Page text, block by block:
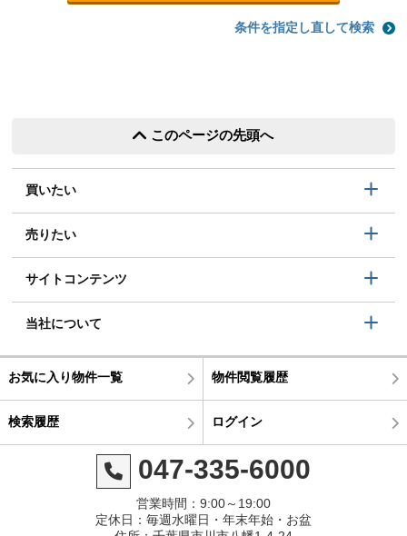
条件を指定し直して検索
このページの先頭へ
買いたい
売りたい
サイトコンテンツ
当社について
お気に入り物件一覧 物件閲覧履歴
検索履歴 ログイン
047-335-6000
営業時間：9:00～19:00
定休日：毎週水曜日・年末年始・お盆